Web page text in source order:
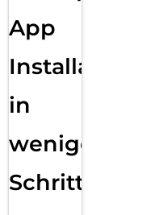
App
Installation
in
wenigen
Schritten